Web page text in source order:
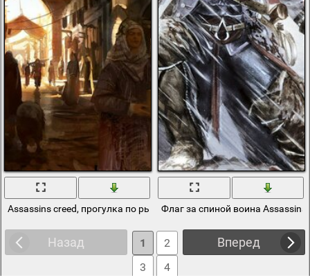
Assassins creed, прогулка по рынкуФлаг за спиной воина Assassins
Назад Вперед
1
2
3
4